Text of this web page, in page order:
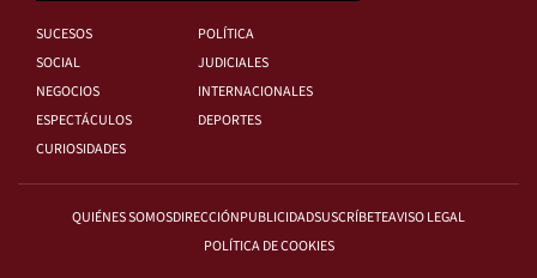
SUCESOS
POLÍTICA
SOCIAL
JUDICIALES
NEGOCIOS
INTERNACIONALES
ESPECTÁCULOS
DEPORTES
CURIOSIDADES
QUIÉNES SOMOSDIRECCIÓNPUBLICIDADSUSCRÍBETEAVISO LEGAL
POLÍTICA DE COOKIES